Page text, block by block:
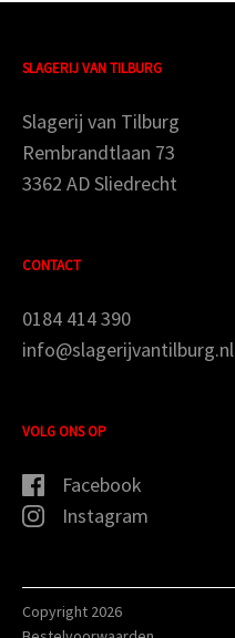
SLAGERIJ VAN TILBURG
Slagerij van Tilburg
Rembrandtlaan 73
3362 AD Sliedrecht
CONTACT
0184 414 390
info@slagerijvantilburg.nl
VOLG ONS OP
Facebook
Instagram
Copyright 2026